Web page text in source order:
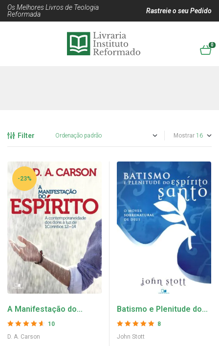
Os Melhores Livros de Teologia
Reformada
Rastreie o seu Pedido
0
Filter Mostrar
-23%
A Manifestação do
Espírito – D. A. Carson
10
D. A. Carson
Batismo e Plenitude do
Espírito Santo – John
Stott
8
John Stott